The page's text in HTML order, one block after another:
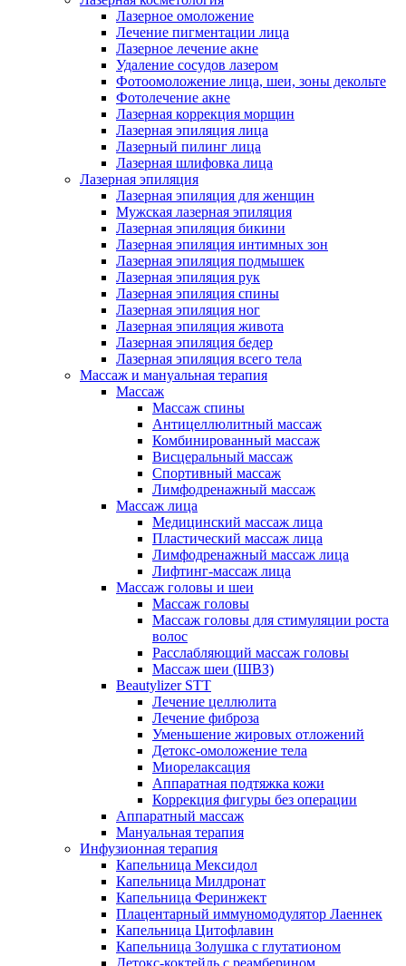
Лазерное омоложение
Лечение пигментации лица
Лазерное лечение акне
Удаление сосудов лазером
Фотоомоложение лица, шеи, зоны декольте
Фотолечение акне
Лазерная коррекция морщин
Лазерная эпиляция лица
Лазерный пилинг лица
Лазерная шлифовка лица
Лазерная эпиляция
Лазерная эпиляция для женщин
Мужская лазерная эпиляция
Лазерная эпиляция бикини
Лазерная эпиляция интимных зон
Лазерная эпиляция подмышек
Лазерная эпиляция рук
Лазерная эпиляция спины
Лазерная эпиляция ног
Лазерная эпиляция живота
Лазерная эпиляция бедер
Лазерная эпиляция всего тела
Массаж и мануальная терапия
Массаж
Массаж спины
Антицеллюлитный массаж
Комбинированный массаж
Висцеральный массаж
Спортивный массаж
Лимфодренажный массаж
Массаж лица
Медицинский массаж лица
Пластический массаж лица
Лимфодренажный массаж лица
Лифтинг-массаж лица
Массаж головы и шеи
Массаж головы
Массаж головы для стимуляции роста
волос
Расслабляющий массаж головы
Массаж шеи (ШВЗ)
Beautylizer STT
Лечение целлюлита
Лечение фиброза
Уменьшение жировых отложений
Детокс-омоложение тела
Миорелаксация
Аппаратная подтяжка кожи
Коррекция фигуры без операции
Аппаратный массаж
Мануальная терапия
Инфузионная терапия
Капельница Мексидол
Капельница Милдронат
Капельница Феринжект
Плацентарный иммуномодулятор Лаеннек
Капельница Цитофлавин
Капельница Золушка с глутатионом
Детокс-коктейль с реамберином